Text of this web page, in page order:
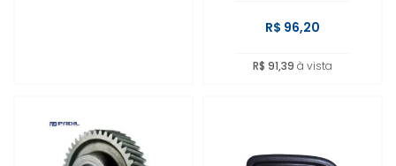
R$ 96,20
R$ 91,39 à vista